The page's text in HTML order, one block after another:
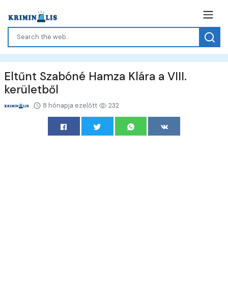
Eltűnt Szabóné Hamza Klára a VIII.
kerületből
8 hónapja ezelőtt 232